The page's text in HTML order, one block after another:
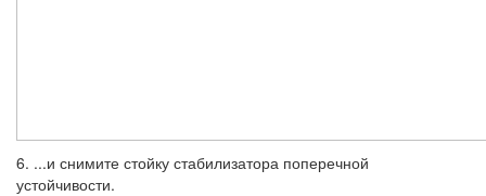
6. ...и снимите стойку стабилизатора по­перечной
устойчивости.